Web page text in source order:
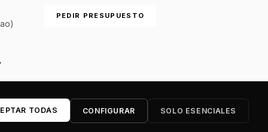
PEDIR PRESUPUESTO
TODAS CONFIGURAR SOLO ESENCIALES